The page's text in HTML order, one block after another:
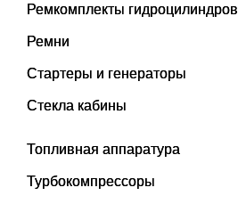
Ремкомплекты гидроцилиндров
Ремни
Стартеры и генераторы
Стекла кабины
Топливная аппаратура
Турбокомпрессоры